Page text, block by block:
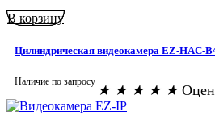
В корзину
Цилиндрическая видеокамера EZ-HAC-
Наличие по запросу
★ ★ ★ ★ ★